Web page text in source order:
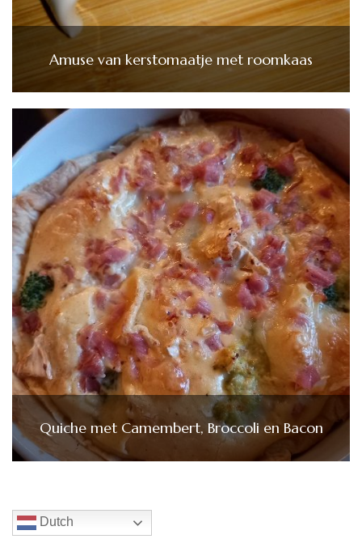
Amuse van kerstomaatje met roomkaas
Quiche met Camembert, Broccoli en Bacon
Dutch